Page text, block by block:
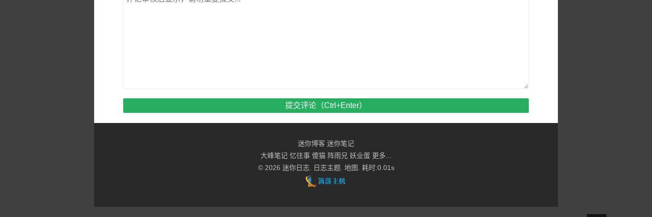
提交评论（Ctrl+Enter）
迷你博客 迷你笔记
大峰笔记 忆往事 傻猫 阵雨兄 妖业蛋 更多...
© 2026 迷你日志. 日志主题. 地图 . 耗时:0.01s